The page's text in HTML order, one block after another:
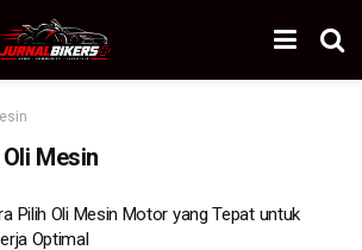
Mesin
Pilih Oli Mesin Motor yang Tepat untuk
Optimal